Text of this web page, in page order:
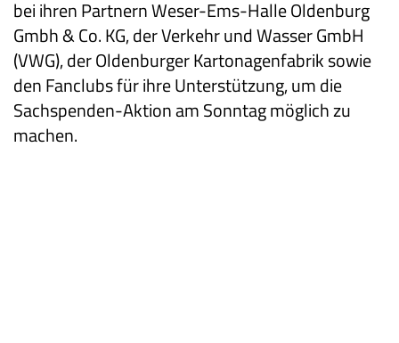
bei ihren Partnern Weser-Ems-Halle Oldenburg
Gmbh & Co. KG, der Verkehr und Wasser GmbH
(VWG), der Oldenburger Kartonagenfabrik sowie
den Fanclubs für ihre Unterstützung, um die
Sachspenden-Aktion am Sonntag möglich zu
machen.